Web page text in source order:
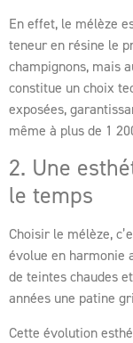
En effet, le mélèze
teneur en résine le
champignons, mais
constitue un choix
exposées,
même à plus de 1
2. Une
le temps
Choisir le mélèze,
évolue en harmonie
de teintes chaudes
années une patine
Cette évolution